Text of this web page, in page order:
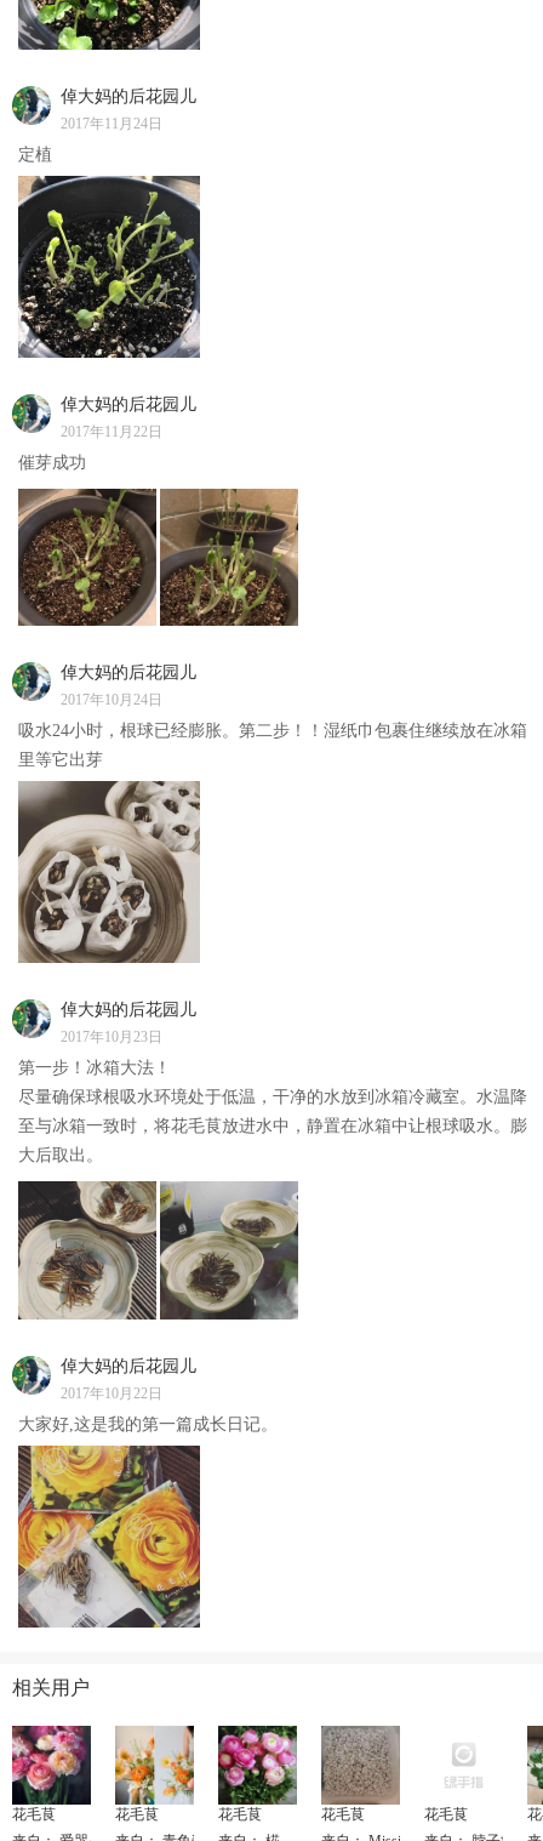
倬大妈的后花园儿
2017年11月24日
定植
倬大妈的后花园儿
2017年11月22日
催芽成功
倬大妈的后花园儿
2017年10月24日
吸水24小时，根球已经膨胀。第二步！！湿纸巾包裹住继续放在冰箱
里等它出芽
倬大妈的后花园儿
2017年10月23日
第一步！冰箱大法！
尽量确保球根吸水环境处于低温，干净的水放到冰箱冷藏室。水温降
至与冰箱一致时，将花毛茛放进水中，静置在冰箱中让根球吸水。膨
大后取出。
倬大妈的后花园儿
2017年10月22日
大家好,这是我的第一篇成长日记。
相关用户
花毛茛
花毛茛
花毛茛
花毛茛
花毛茛